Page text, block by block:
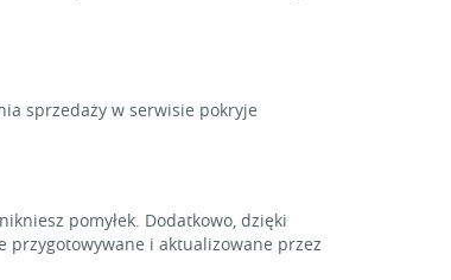
sprzedaży w serwisie pokryje
pomyłek. Dodatkowo, dzięki
przygotowywane i aktualizowane przez